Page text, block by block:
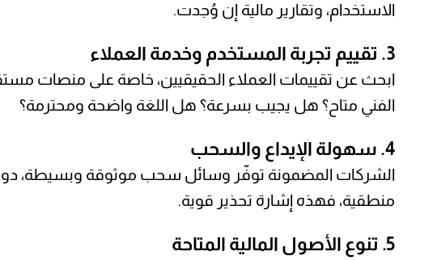
الاستخدام، وتقارير مالية إن وُجدت.
3. تقييم تجربة المستخدم وخدمة العملاء
الفني متاح؟ هل يجيب بسرعة؟ هل اللغة واضحة ومحترمة؟
4. سهولة الإيداع والسحب
الشركات المضمونة توفّر وسائل سحب موثوقة وبسيطة،
منطقية، فهذه إشارة تحذير قوية.
5. تنوع الأصول المالية المتاحة